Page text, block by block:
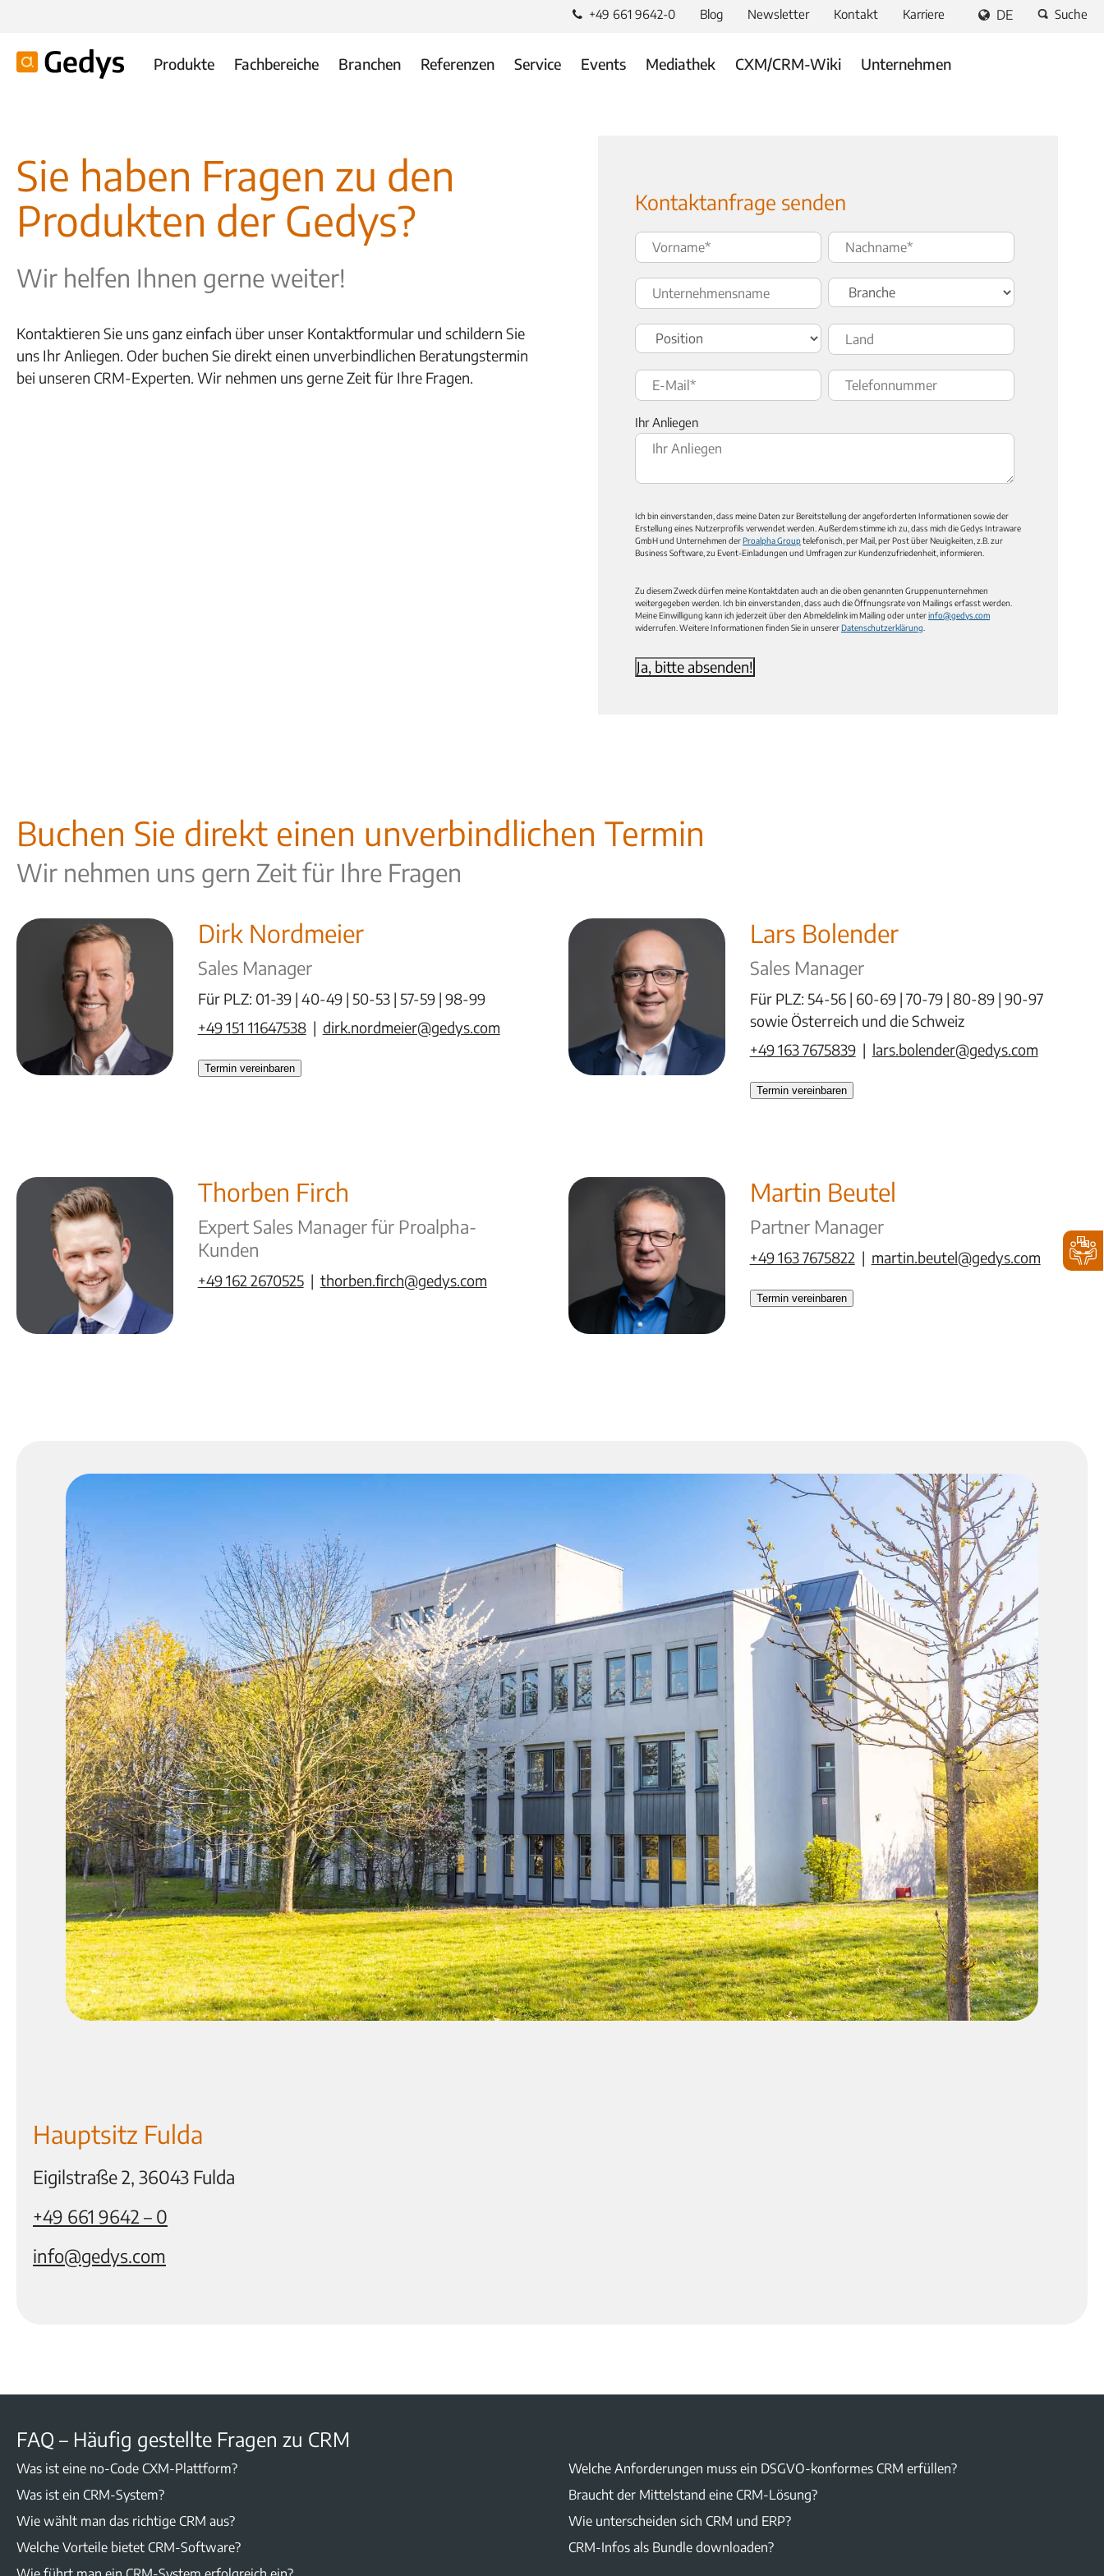
+49 661 9642-0 Blog Newsletter Kontakt Karriere DE Suche
Produkte Fachbereiche Branchen Referenzen Service Events Mediathek CXM/CRM-Wiki Unternehmen
Sie haben Fragen zu den
Produkten der Gedys?
Wir helfen Ihnen gerne weiter!
Kontaktieren Sie uns ganz einfach über unser Kontaktformular und schildern Sie
uns Ihr Anliegen. Oder buchen Sie direkt einen unverbindlichen Beratungstermin
bei unseren CRM-Experten. Wir nehmen uns gerne Zeit für Ihre Fragen.
Kontaktanfrage senden
Ihr Anliegen
Ich bin einverstanden, dass meine Daten zur Bereitstellung der angeforderten Informationen sowie der
Erstellung eines Nutzerprofils verwendet werden. Außerdem stimme ich zu, dass mich die Gedys Intraware
GmbH und Unternehmen derProalpha Grouptelefonisch, per Mail, per Post über Neuigkeiten, z.B. zur
Business Software, zu Event-Einladungen und Umfragen zur Kundenzufriedenheit, informieren.
Zu diesem Zweck dürfen meine Kontaktdaten auch an die oben genannten Gruppenunternehmen
weitergegeben werden. Ich bin einverstanden, dass auch die Öffnungsrate von Mailings erfasst werden.
Meine Einwilligung kann ich jederzeit über den Abmeldelink im Mailing oder unterinfo@gedys.com
widerrufen. Weitere Informationen finden Sie in unsererDatenschutzerklärung
Buchen Sie direkt einen unverbindlichen Termin
Wir nehmen uns gern Zeit für Ihre Fragen
Dirk Nordmeier
Sales Manager
Für PLZ: 01-39 | 40-49 | 50-53 | 57-59 | 98-99
+49 151 11647538| dirk.nordmeier@gedys.com
Termin vereinbaren
Lars Bolender
Sales Manager
Für PLZ: 54-56 | 60-69 | 70-79 | 80-89 | 90-97
sowie Österreich und die Schweiz
+49 163 7675839| lars.bolender@gedys.com
Termin vereinbaren
Thorben Firch
Expert Sales Manager für Proalpha-
Kunden
+49 162 2670525| thorben.firch@gedys.com
Martin Beutel
Partner Manager
+49 163 7675822 | martin.beutel@gedys.com
Termin vereinbaren
Hauptsitz Fulda
Eigilstraße 2, 36043 Fulda
+49 661 9642 – 0
info@gedys.com
FAQ – Häufig gestellte Fragen zu CRM
Was ist eine no-Code CXM-Plattform?
Was ist ein CRM-System?
Wie wählt man das richtige CRM aus?
Welche Vorteile bietet CRM-Software?
Welche Anforderungen muss ein DSGVO-konformes CRM erfüllen?
Braucht der Mittelstand eine CRM-Lösung?
Wie unterscheiden sich CRM und ERP?
CRM-Infos als Bundle downloaden?